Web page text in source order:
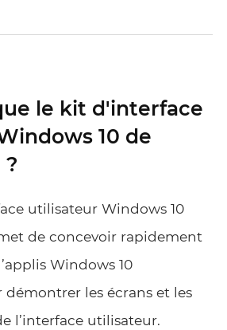
le kit d'interface
10 de
utilisateur Windows 10
de concevoir rapidement
Windows 10
les écrans et les
l’interface utilisateur.